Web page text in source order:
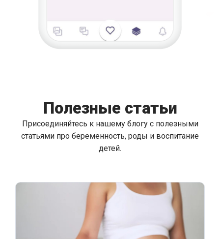
Полезные статьи
Присоединяйтесь к нашему блогу с полезными
статьями про беременность, роды и воспитание
детей.